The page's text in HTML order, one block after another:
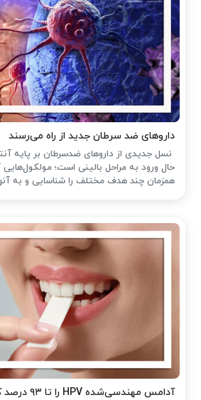
داروهای ضد سرطان جدید از راه می‌رسند
نسل جدیدی از داروهای ضدسرطان بر پایه
حال ورود به مراحل بالینی است؛
همزمان چند هدف مختلف را شناسایی و به
آدامس مهندسی‌شده‌ HPV را تا ۹۳ درصد کاهش داد!